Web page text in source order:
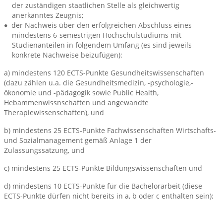
der zuständigen staatlichen Stelle als gleichwertig
anerkanntes Zeugnis;
der Nachweis über den erfolgreichen Abschluss eines
mindestens 6-semestrigen Hochschulstudiums mit
Studienanteilen in folgendem Umfang (es sind jeweils
konkrete Nachweise beizufügen):
a) mindestens 120 ECTS-Punkte Gesundheitswissenschaften
(dazu zählen u.a. die Gesundheitsmedizin, -psychologie,-
ökonomie und -pädagogik sowie Public Health,
Hebammenwissnschaften und angewandte
Therapiewissenschaften), und
b) mindestens 25 ECTS-Punkte Fachwissenschaften Wirtschafts-
und Sozialmanagement gemäß Anlage 1 der
Zulassungssatzung, und
c) mindestens 25 ECTS-Punkte Bildungswissenschaften und
d) mindestens 10 ECTS-Punkte für die Bachelorarbeit (diese
ECTS-Punkte dürfen nicht bereits in a, b oder c enthalten sein);